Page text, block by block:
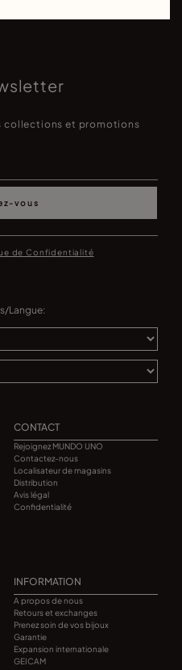
collections et promotions
vous
de Confidentialité
Langue:
CONTACT
Rejoignez MUNDO UNO
Contactez-nous
Localisateur de magasins
Distribution
Avis légal
Confidentialité
INFORMATION
A propos de nous
Retours et exchanges
Prenez soin de vos bijoux
Garantie
Expansion internationale
GEICAM